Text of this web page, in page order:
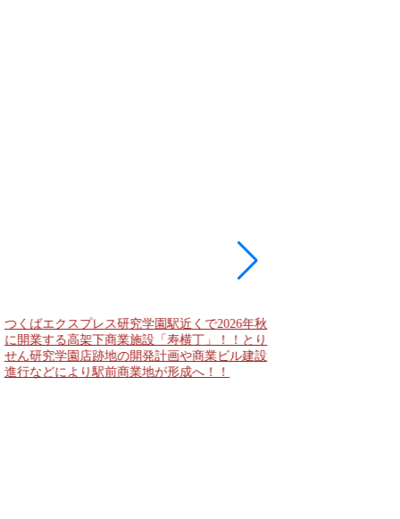
つくばエクスプレス研究学園駅近くで2026年秋
に開業する高架下商業施設「寿横丁」！！とり
せん研究学園店跡地の開発計画や商業ビル建設
進行などにより駅前商業地が形成へ！！